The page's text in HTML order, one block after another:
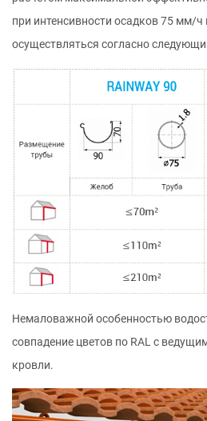
при интенсивности осадков 75 мм/
осуществляться согласно
Немаловажной особенностью
совпадение цветов по RAL с
кровли.